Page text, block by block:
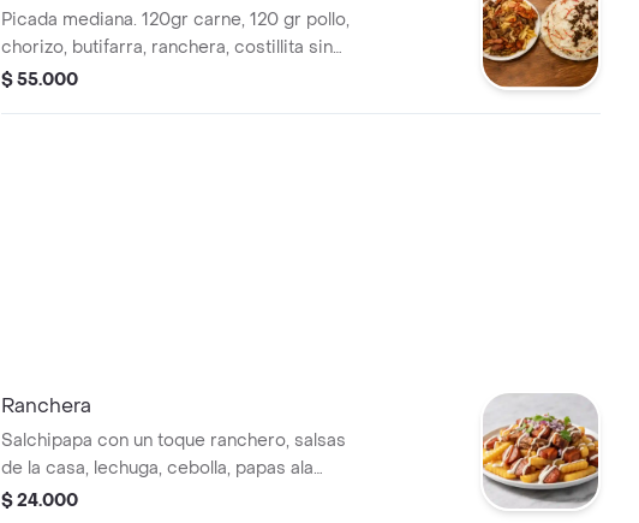
Picada mediana. 120gr carne, 120 gr pollo,
chorizo, butifarra, ranchera, costillita sin
hueso, salsas de la casa lechuga, cebolla,
$ 55.000
Ranchera
Salchipapa con un toque ranchero, salsas
de la casa, lechuga, cebolla, papas ala
francesa, queso costeño
$ 24.000